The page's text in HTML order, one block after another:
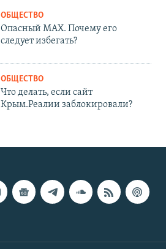
ОБЩЕСТВО
Опасный MAX. Почему его
следует избегать?
ОБЩЕСТВО
Что делать, если сайт
Крым.Реалии заблокировали?